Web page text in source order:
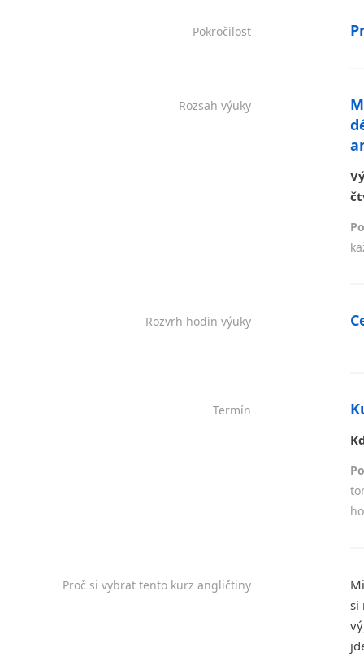
Pokročilost
Rozsah výuky
Rozvrh hodin výuky
Termín
Proč si vybrat tento kurz angličtiny
si